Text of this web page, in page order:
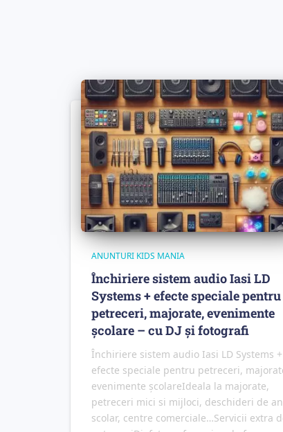
ANUNTURI KIDS MANIA
Închiriere sistem audio Iasi LD
Systems + efecte speciale pentru
petreceri, majorate, evenimente
școlare – cu DJ și fotografi
Închiriere sistem audio Iasi LD Systems +
efecte speciale pentru petreceri,
evenimente școlareIdeala la majorate,
petreceri mici si mijloci, deschideri de an
scolar, centre comerciale…Servicii extra